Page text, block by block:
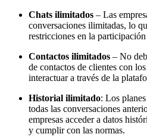
Chats ilimitados – Las
conversaciones ilimitadas, lo
restricciones en la
Contactos ilimitados – No
de contactos de clientes con
interactuar a través de la
Historial ilimitado: Los
todas las conversaciones
empresas acceder a datos
y cumplir con las normas.